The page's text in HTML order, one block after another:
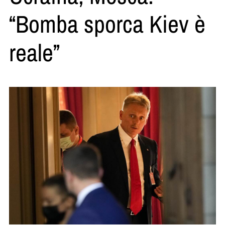
“Bomba sporca Kiev è
reale”